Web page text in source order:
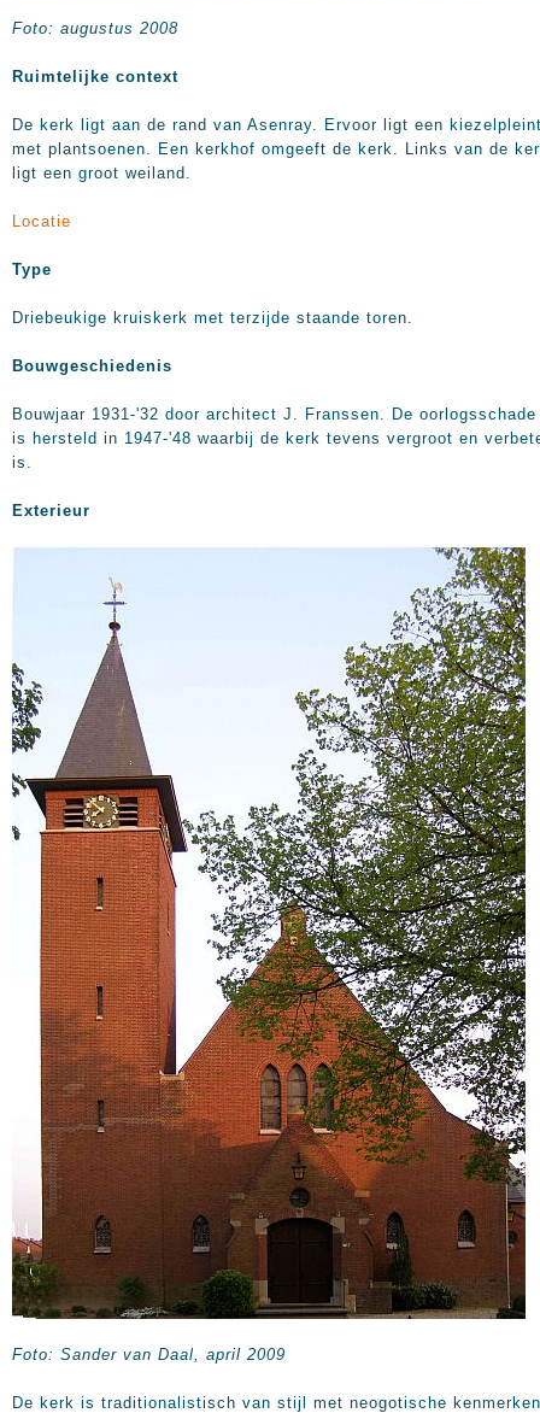
Foto: augustus 2008
Ruimtelijke context
De kerk ligt aan de rand van Asenray. Ervoor ligt een
met plantsoenen. Een kerkhof omgeeft de kerk. Links van de
ligt een groot weiland.
Locatie
Type
Driebeukige kruiskerk met terzijde staande toren.
Bouwgeschiedenis
Bouwjaar 1931-'32 door architect J. Franssen. De oorlogsschade
is hersteld in 1947-'48 waarbij de kerk tevens vergroot en
is.
Exterieur
Foto: Sander van Daal, april 2009
De kerk is traditionalistisch van stijl met neogotische